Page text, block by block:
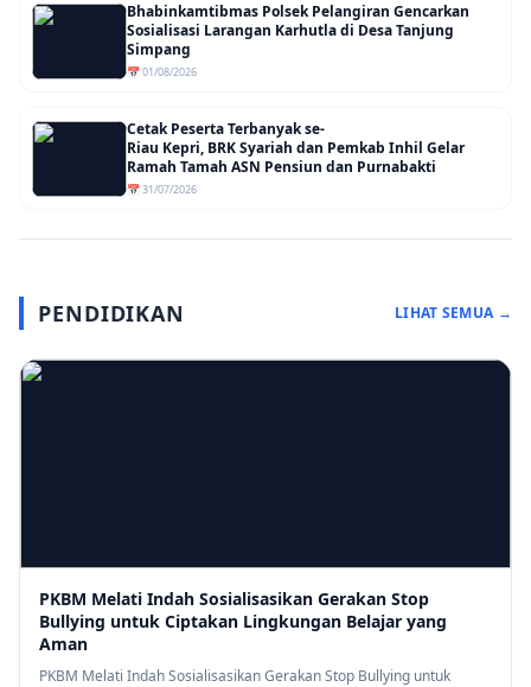
Bhabinkamtibmas Polsek Pelangiran Gencarkan
Sosialisasi Larangan Karhutla di Desa Tanjung
Simpang
📅 01/08/2026
Cetak Peserta Terbanyak se-
Riau Kepri, BRK Syariah dan Pemkab Inhil Gelar
Ramah Tamah ASN Pensiun dan Purnabakti
📅 31/07/2026
PENDIDIKAN LIHAT SEMUA →
PKBM Melati Indah Sosialisasikan Gerakan Stop
Bullying untuk Ciptakan Lingkungan Belajar yang
Aman
PKBM Melati Indah Sosialisasikan Gerakan Stop Bullying untuk